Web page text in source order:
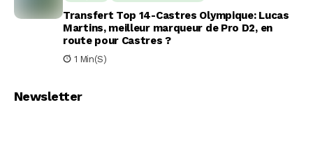
Transfert Top 14-Castres Olympique: Lucas
Martins, meilleur marqueur de Pro D2, en
route pour Castres ?
1 Min(s)
Newsletter